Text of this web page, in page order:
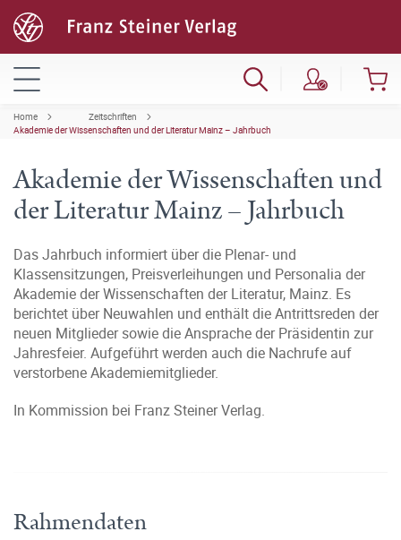
Home
Zeitschriften
Akademie der Wissenschaften und der Literatur Mainz – Jahrbuch
Akademie der Wissenschaften und
der Literatur Mainz – Jahrbuch
Das Jahrbuch informiert über die Plenar- und
Klassensitzungen, Preisverleihungen und Personalia der
Akademie der Wissenschaften der Literatur, Mainz. Es
berichtet über Neuwahlen und enthält die Antrittsreden der
neuen Mitglieder sowie die Ansprache der Präsidentin zur
Jahresfeier. Aufgeführt werden auch die Nachrufe auf
verstorbene Akademiemitglieder.
In Kommission bei Franz Steiner Verlag.
Rahmendaten